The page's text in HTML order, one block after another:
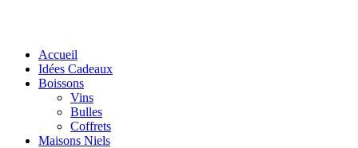
Accueil
Idées Cadeaux
Boissons
Vins
Bulles
Coffrets
Maisons Niels